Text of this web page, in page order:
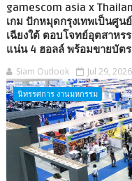
gamescom asia x
เกม ปักหมุดกรุงเทพเป็นศูน
เฉียงใต้ ตอบโจทย์อุตสาหร
แน่น 4 ฮอลล์ พร้อมขายบัต
Siam Outlook Jul 29, 2026
นิทรรศการ งานมหกรรม